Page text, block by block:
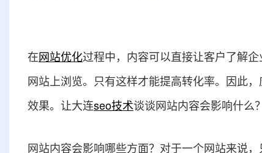
在网站优化过程中，内容可以直接让客户了解
网站上浏览。只有这样才能提高转化率。因此
效果。让大连seo技术谈谈网站内容会影响什么？
网站内容会影响哪些方面？对于一个网站来说